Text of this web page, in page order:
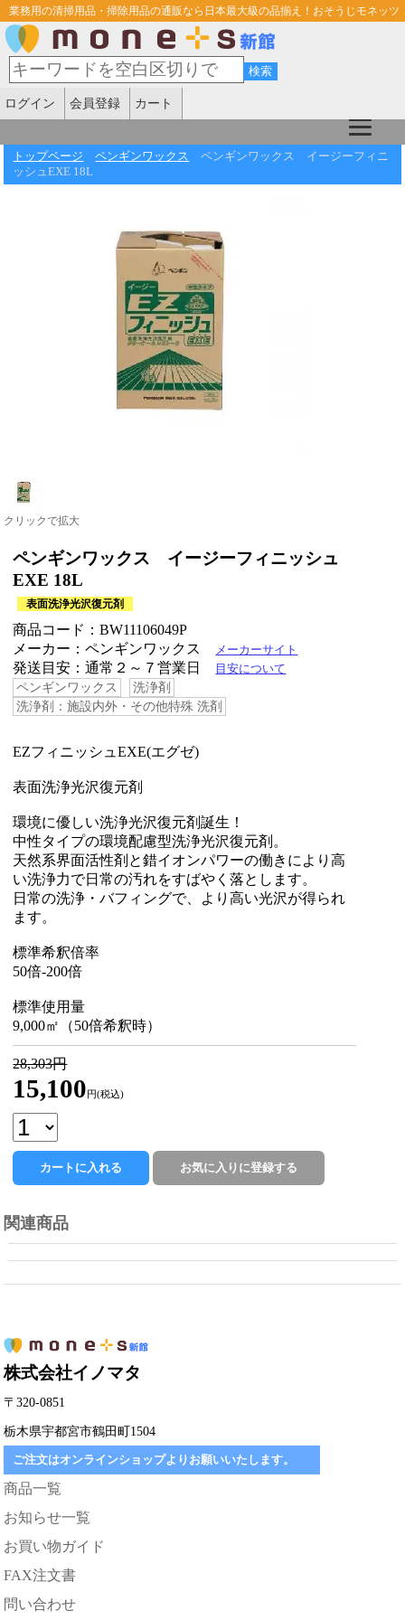
業務用の清掃用品・掃除用品の通販なら日本最大級の品揃え！おそうじモネッツ
ログイン 会員登録 カート
トップページ ペンギンワックス
ペンギンワックス イージーフィニ
ッシュEXE 18L
クリックで拡大
ペンギンワックス イージーフィニッシュ
EXE 18L
表面洗浄光沢復元剤
商品コード：BW11106049P
メーカー：ペンギンワックス
メーカーサイト
発送目安：通常２～７営業日 目安について
ペンギンワックス
洗浄剤
洗浄剤：施設内外・その他特殊 洗剤
EZフィニッシュEXE(エグゼ)
表面洗浄光沢復元剤
環境に優しい洗浄光沢復元剤誕生！
中性タイプの環境配慮型洗浄光沢復元剤。
天然系界面活性剤と錯イオンパワーの働きにより高
い洗浄力で日常の汚れをすばやく落とします。
日常の洗浄・バフィングで、より高い光沢が得られ
ます。
標準希釈倍率
50倍-200倍
標準使用量
9,000㎡（50倍希釈時）
28,303円
15,100 円(税込)
関連商品
株式会社イノマタ
〒320-0851
栃木県宇都宮市鶴田町1504
ご注文はオンラインショップよりお願いいたします。
商品一覧
お知らせ一覧
お買い物ガイド
FAX注文書
問い合わせ